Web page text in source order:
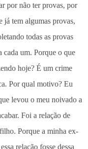
por não ter provas, por
já tem algumas provas,
todas as provas
cada um. Porque o que
hoje? É um crime
Por qual motivo? Eu
levou o meu noivado a
Foi a relação de
Porque a minha ex-
relação fosse dessa